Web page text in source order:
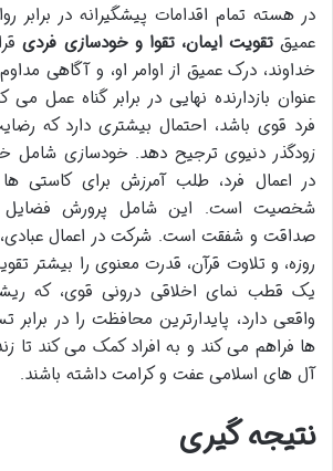
در هسته تمام اقدامات پیشگیرانه در برابر
عمیقتقویت ایمان، تقوا و خودسازی فردی
خداوند، درک عمیق از اوامر او، و آگاهی
عنوان بازدارنده نهایی در برابر گناه عمل
فرد قوی باشد، احتمال بیشتری دارد که
زودگذر دنیوی ترجیح دهد. خودسازی شامل
در اعمال فرد، طلب آمرزش برای کاستی
شخصیت است. این شامل پرورش فضایل
صداقت و شفقت است. شرکت در اعمال عبادی،
روزه، و تلاوت قرآن، قدرت معنوی را بیشتر
یک قطب نمای اخلاقی درونی قوی، که
واقعی دارد، پایدارترین محافظت را در
ها فراهم می کند و به افراد کمک می کند تا
آل های اسلامی عفت و کرامت داشته باشند.
نتیجه گیری